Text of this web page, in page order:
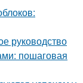
руководство
пошаговая